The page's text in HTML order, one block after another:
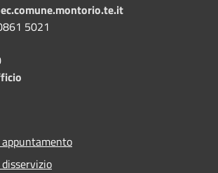
5021